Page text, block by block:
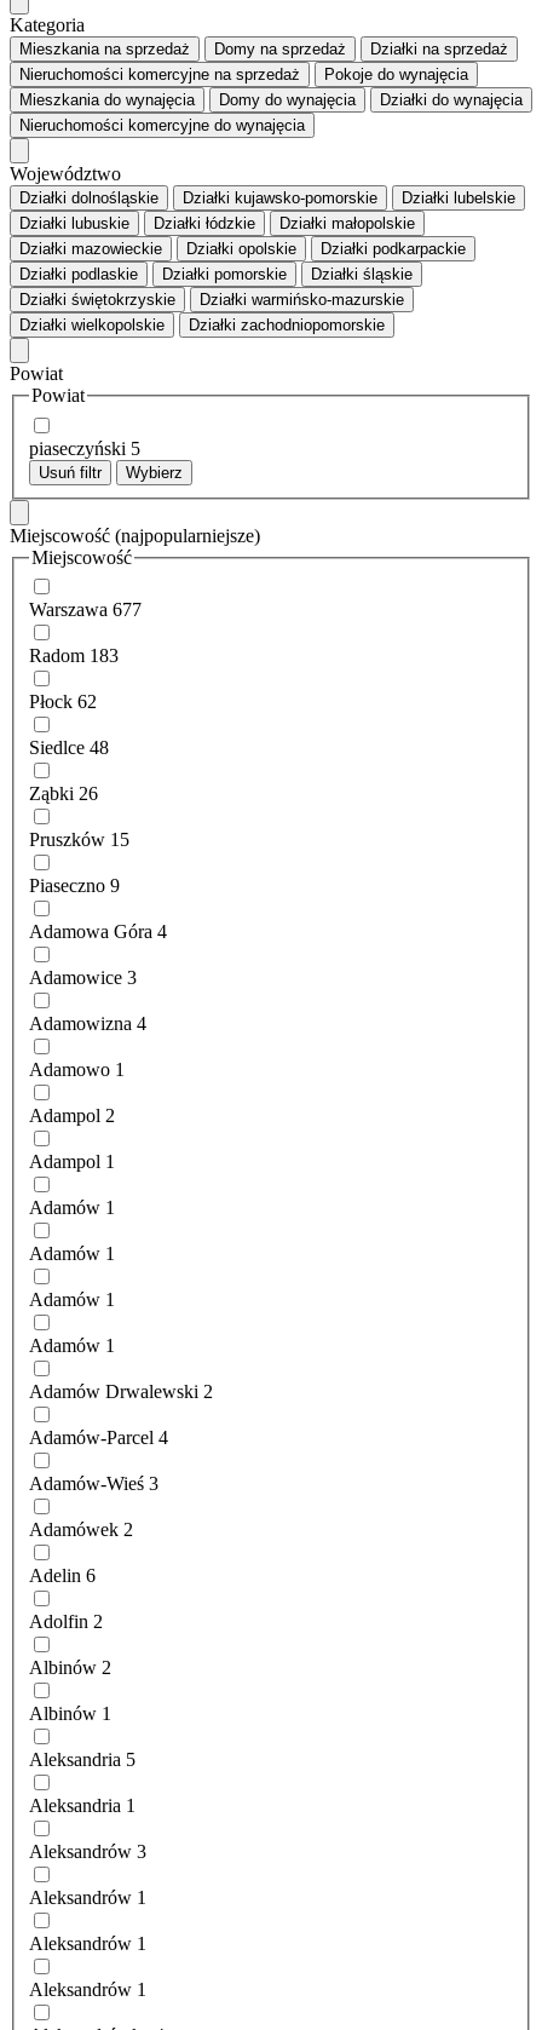
Kategoria
Mieszkaniana sprzedaż Domy na sprzedaż Działki na sprzedaż
Nieruchomości komercyjne na sprzedaż Pokoje do wynajęcia
Mieszkaniado wynajęcia Domy do wynajęcia Działki do wynajęcia
Nieruchomości komercyjne do wynajęcia
Województwo
Działki dolnośląskie Działki kujawsko-pomorskie
Działki lubelskie
Działki lubuskie
Działki łódzkie
Działki małopolskie
Działki mazowieckie
Działki opolskie
Działki podkarpackie
Działki podlaskie
Działki pomorskie
Działki śląskie
Działki świętokrzyskie
Działki warmińsko-mazurskie
Działki wielkopolskie
Działki zachodniopomorskie
Powiat
Powiat
piaseczyński 5
Usuń filtr Wybierz
Miejscowość (najpopularniejsze)
Miejscowość
Warszawa 677
Radom 183
Płock 62
Siedlce 48
Ząbki 26
Pruszków 15
Piaseczno 9
Adamowa Góra 4
Adamowice 3
Adamowizna 4
Adamowo 1
Adampol 2
Adampol 1
Adamów 1
Adamów 1
Adamów 1
Adamów 1
Adamów Drwalewski 2
Adamów-Parcel 4
Adamów-Wieś 3
Adamówek 2
Adelin 6
Adolfin 2
Albinów 2
Albinów 1
Aleksandria 5
Aleksandria 1
Aleksandrów 3
Aleksandrów 1
Aleksandrów 1
Aleksandrów 1